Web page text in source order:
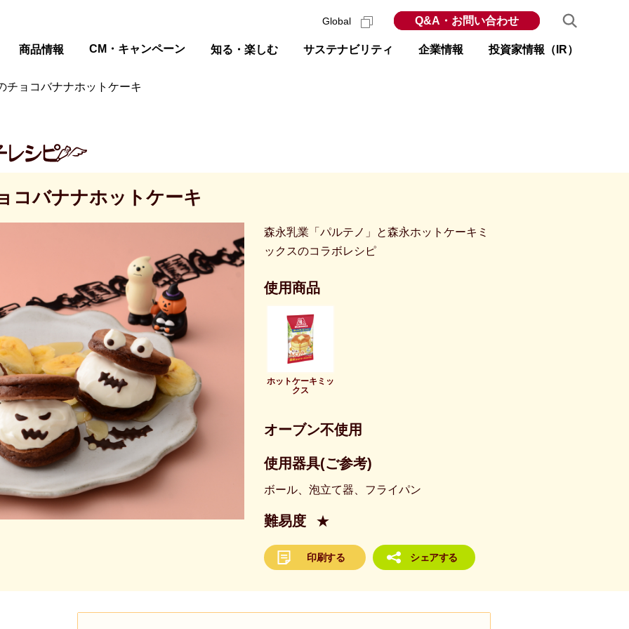
商品情報 CM・キャンペーン 知る・楽しむ サステナビリティ 企業情報 投資家情報（IR）
Global Q&A・お問い合わせ
チョコバナナホットケーキ
コバナナホットケーキ
森永乳業「パルテノ」と森永ホットケーキミ
ックスのコラボレシピ
使用商品
ホットケーキミッ
クス
オーブン不使用
使用器具(ご参考)
ボール、泡立て器、フライパン
難易度 ★
印刷する シェアする